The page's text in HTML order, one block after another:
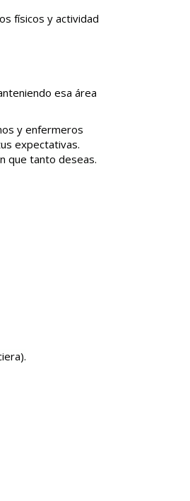
físicos y actividad
esa área
y enfermeros
expectativas.
que tanto deseas.